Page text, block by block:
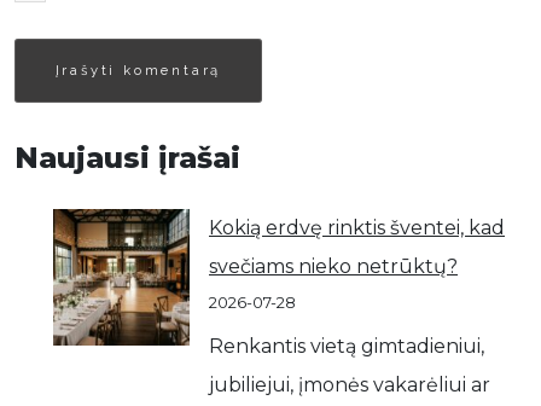
Naujausi įrašai
Kokią erdvę rinktis šventei, kad
svečiams nieko netrūktų?
2026-07-28
Renkantis vietą gimtadieniui,
jubiliejui, įmonės vakarėliui ar